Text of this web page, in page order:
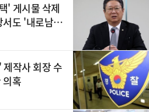
' 게시물 삭제
도 '내로남
작사 회장 수
혹